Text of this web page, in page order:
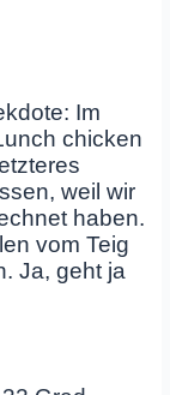
Im
chicken
weil wir
haben.
vom Teig
Ja, geht ja